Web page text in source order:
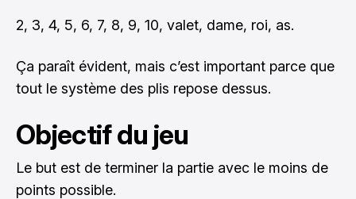
2, 3, 4, 5, 6, 7, 8, 9, 10, valet, dame, roi, as.
Ça paraît évident, mais c’est important parce que
tout le système des plis repose dessus.
Objectif du jeu
Le but est de terminer la partie avec le moins de
points possible.